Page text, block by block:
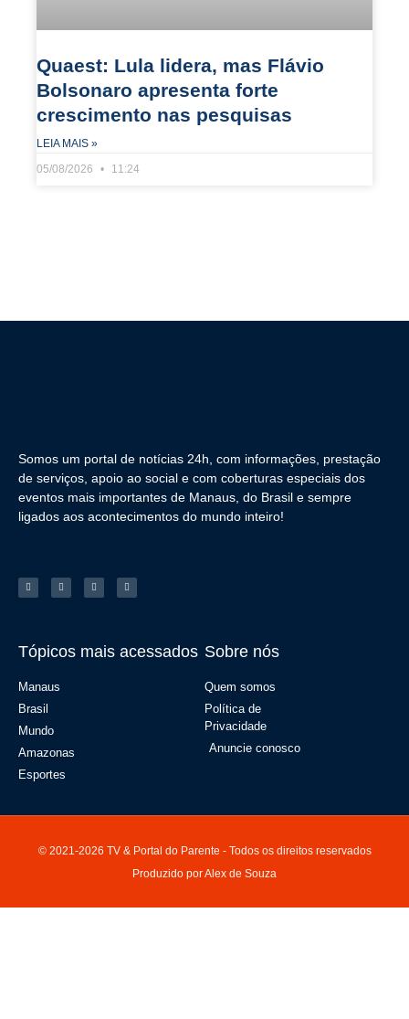
Quaest: Lula lidera, mas Flávio
Bolsonaro apresenta forte
crescimento nas pesquisas
LEIA MAIS »
05/08/2026
11:24
Somos um portal de notícias 24h, com informações, prestação
de serviços, apoio ao social e com coberturas especiais dos
eventos mais importantes de Manaus, do Brasil e sempre
ligados aos acontecimentos do mundo inteiro!
Tópicos mais acessados
Manaus
Brasil
Mundo
Amazonas
Esportes
Sobre nós
Quem somos
Política de
Privacidade
Anuncie conosco
© 2021-2026 TV & Portal do Parente - Todos os direitos reservados
Produzido por Alex de Souza